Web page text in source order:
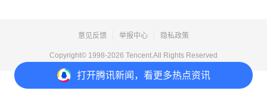
打开腾讯新闻，看更多热点资讯
意见反馈 举报中心 隐私政策
Copyright© 1998-2026 Tencent.All Rights Reserved